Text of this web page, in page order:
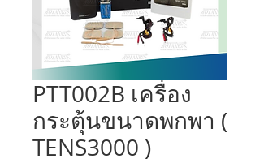
PTT002B เครื่อง
กระตุ้นขนาดพกพา (
TENS3000 )